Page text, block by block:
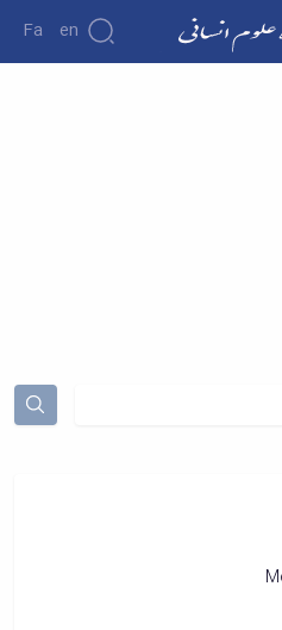
Fa En
علوم انسانی